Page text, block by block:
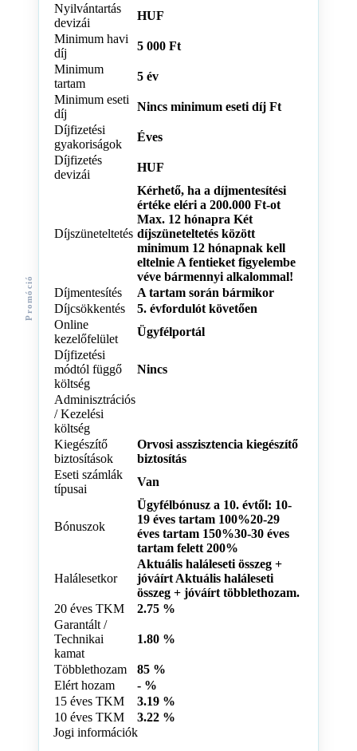
Promóció
Nyilvántartás
devizái
HUF
Minimum havi
díj
5 000 Ft
Minimum
tartam
5 év
Minimum eseti
díj
Nincs minimum eseti díj Ft
Díjfizetési
gyakoriságok
Éves
Díjfizetés
devizái
HUF
Díjszüneteltetés
Kérhető, ha a díjmentesítési
értéke eléri a 200.000 Ft-ot
Max. 12 hónapra Két
díjszüneteltetés között
minimum 12 hónapnak kell
eltelnie A fentieket figyelembe
véve bármennyi alkalommal!
Díjmentesítés
A tartam során bármikor
Díjcsökkentés
5. évfordulót követően
Online
kezelőfelület
Ügyfélportál
Díjfizetési
módtól függő
költség
Nincs
Adminisztrációs
/ Kezelési
költség
Kiegészítő
biztosítások
Orvosi asszisztencia kiegészítő
biztosítás
Eseti számlák
típusai
Van
Bónuszok
Ügyfélbónusz a 10. évtől: 10-
19 éves tartam 100%20-29
éves tartam 150%30-30 éves
tartam felett 200%
Halálesetkor
Aktuális haláleseti összeg +
jóváírt Aktuális haláleseti
összeg + jóváírt többlethozam.
20 éves TKM
2.75 %
Garantált /
Technikai
kamat
1.80 %
Többlethozam
85 %
Elért hozam
- %
15 éves TKM
3.19 %
10 éves TKM
3.22 %
Jogi információk